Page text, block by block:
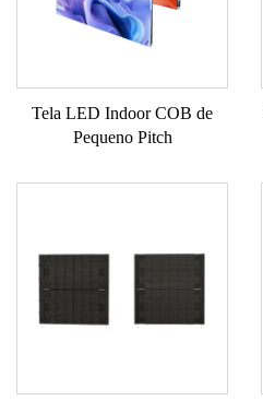
Tela LED Indoor COB de
Pequeno Pitch